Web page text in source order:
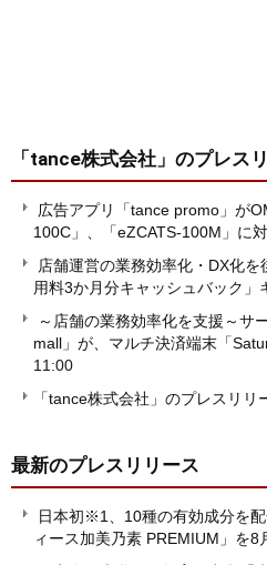
「tance株式会社」 のプレス
広告アプリ「tance promo」が
100C」、「eZCATS-100M」に
店舗運営の業務効率化・DX化
用料3か月分キャッシュバック」
～店舗の業務効率化を支援～サ
mall」が、マルチ決済端末「
11:00
「tance株式会社」のプレスリリ
最新のプレスリリース
日本初※1、10種の有効成分を
ィース加美乃素 PREMIUM」を8